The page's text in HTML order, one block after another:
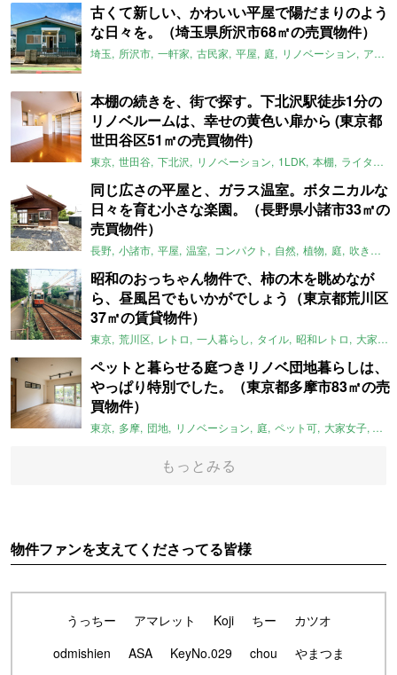
古くて新しい、かわいい平屋で陽だまりのよう
な日々を。（埼玉県所沢市68㎡の売買物件）
埼玉 所沢市 一軒家 古民家 平屋 庭 リノベーション アメリカンハウス
本棚の続きを、街で探す。下北沢駅徒歩1分の
リノベルームは、幸せの黄色い扉から (東京都
世田谷区51㎡の売買物件)
東京 世田谷 下北沢 リノベーション 1LDK 本棚 ライター：ほしりょうこ
同じ広さの平屋と、ガラス温室。ボタニカルな
日々を育む小さな楽園。（長野県小諸市33㎡の
売買物件）
長野 小諸市 平屋 温室 コンパクト 自然 植物 庭 吹き抜け
昭和のおっちゃん物件で、柿の木を眺めなが
ら、昼風呂でもいかがでしょう（東京都荒川区
37㎡の賃貸物件）
東京 荒川区 レトロ 一人暮らし タイル 昭和レトロ 大家女子
ペットと暮らせる庭つきリノベ団地暮らしは、
やっぱり特別でした。（東京都多摩市83㎡の売
買物件）
東京 多摩 団地 リノベーション 庭 ペット可 大家女子 団
もっとみる
物件ファンを支えてくださってる皆様
うっちー アマレット Koji ちー
カツオ
odmishien
ASA KeyNo.029 chou
やまつま